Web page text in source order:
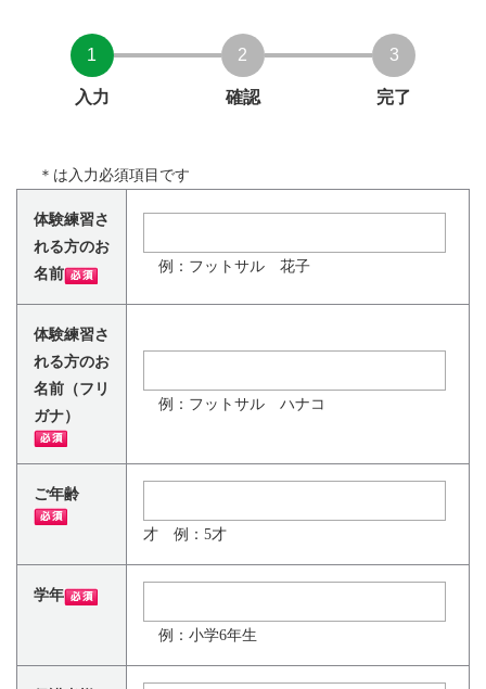
1
入力
2
確認
3
完了
＊ は入力必須項目です
体験練習さ
れる方のお
名前
例：フットサル 花子
体験練習さ
れる方のお
名前（フリ
ガナ）
例：フットサル ハナコ
ご年齢
才 例：5才
学年
例：小学6年生